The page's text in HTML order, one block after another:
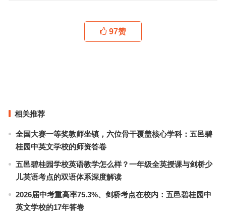
97赞
相关推荐
全国大赛一等奖教师坐镇，六位骨干覆盖核心学科：五邑碧
桂园中英文学校的师资答卷
五邑碧桂园学校英语教学怎么样？一年级全英授课与剑桥少
儿英语考点的双语体系深度解读
2026届中考重高率75.3%、剑桥考点在校内：五邑碧桂园中
英文学校的17年答卷